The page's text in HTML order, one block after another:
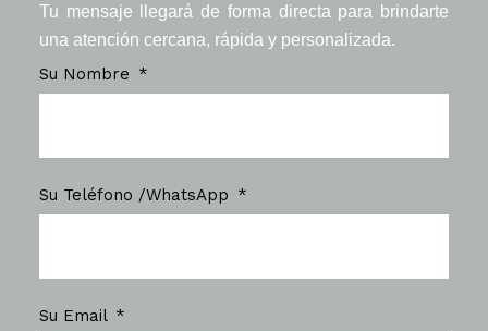
Tu mensaje llegará de forma directa para brindarte
una atención cercana, rápida y personalizada.
Su Nombre
Su Teléfono /WhatsApp
Su Email